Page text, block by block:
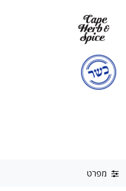
מפרט